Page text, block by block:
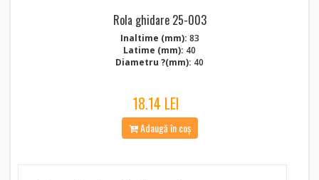
Rola ghidare 25-003
Inaltime (mm): 83
Latime (mm): 40
Diametru ?(mm): 40
18.14 LEI
Adaugă în coș